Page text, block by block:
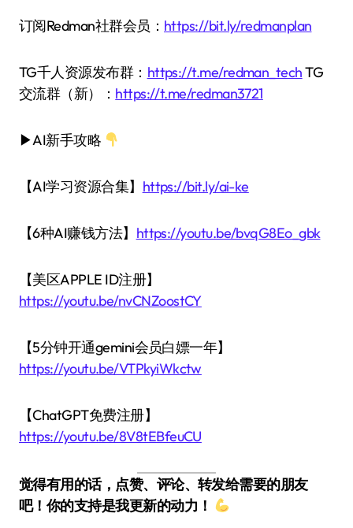
订阅Redman社群会员： https://bit.ly/redmanplan
TG千人资源发布群： https://t.me/redman_techTG
交流群（新）： https://t.me/redman3721
▶AI新手攻略
【AI学习资源合集】 https://bit.ly/ai-ke
【6种AI赚钱方法】 https://youtu.be/bvqG8Eo_gbk
【美区APPLE ID注册】
https://youtu.be/nvCNZoostCY
【5分钟开通gemini会员白嫖一年】
https://youtu.be/VTPkyiWkctw
【ChatGPT免费注册】
https://youtu.be/8V8tEBfeuCU
觉得有用的话，点赞、评论、转发给需要的朋友
吧！你的支持是我更新的动力！